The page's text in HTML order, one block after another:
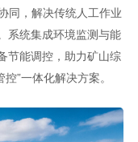
同，解决传统人工作业
系统集成环境监测与能
节能调控，助力矿山综
”一体化解决方案。